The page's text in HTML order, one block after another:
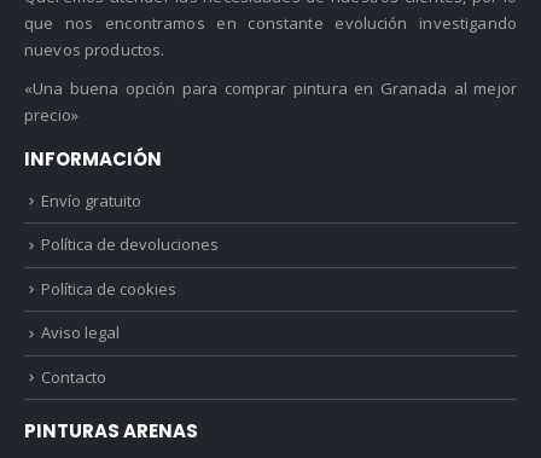
Queremos atender las necesidades de nuestros clientes, por lo
que nos encontramos en constante evolución investigando
nuevos productos.
«Una buena opción para comprar pintura en Granada al mejor
precio»
Envío gratuito
Aviso legal